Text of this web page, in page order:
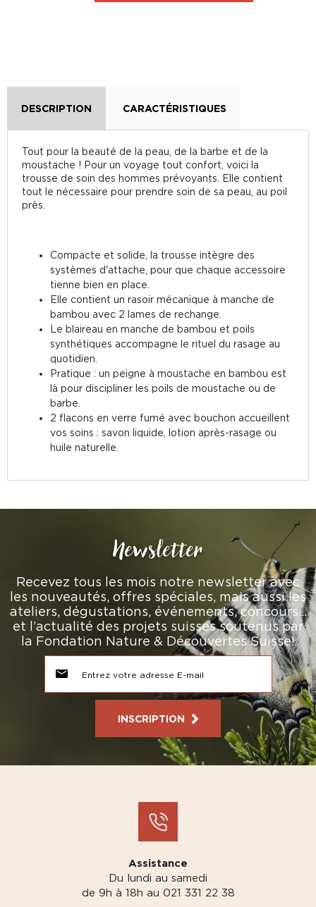
DESCRIPTION CARACTÉRISTIQUES
Tout pour la beauté de la peau, de la barbe et de la
moustache ! Pour un voyage tout confort, voici la
trousse de soin des hommes prévoyants. Elle contient
tout le nécessaire pour prendre soin de sa peau, au poil
près.
Compacte et solide, la trousse intègre des
systèmes d'attache, pour que chaque accessoire
tienne bien en place.
Elle contient un rasoir mécanique à manche de
bambou avec 2 lames de rechange.
Le blaireau en manche de bambou et poils
synthétiques accompagne le rituel du rasage au
quotidien.
Pratique : un peigne à moustache en bambou est
là pour discipliner les poils de moustache ou de
barbe.
2 flacons en verre fumé avec bouchon accueillent
vos soins : savon liquide, lotion après-rasage ou
huile naturelle.
Newsletter
Recevez tous les mois notre newsletter avec
les nouveautés, offres spéciales, mais aussi les
ateliers, dégustations, événements, concours…
et l’actualité des projets suisses soutenus par
la Fondation Nature & Découvertes Suisse!
INSCRIPTION
Assistance
Du lundi au samedi
de 9h à 18h au 021 331 22 38